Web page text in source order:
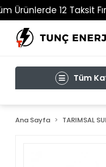
12 Taksit Fırsatı
Tüm
Ana Sayfa TARIMSAL